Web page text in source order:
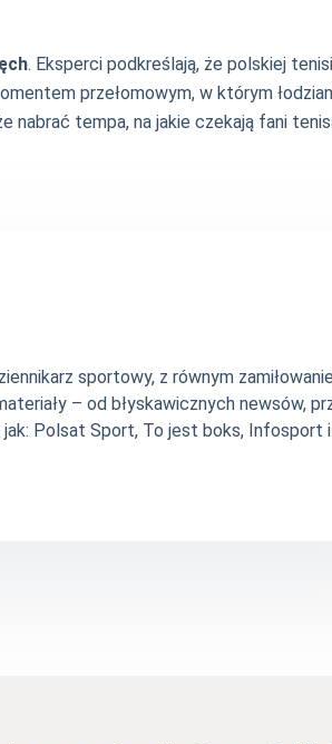
. Eksperci podkreślają, że polskiej
przełomowym, w którym
nabrać tempa, na jakie czekają fani
sportowy, z równym
– od błyskawicznych newsów,
jak: Polsat Sport, To jest boks, Infosport i